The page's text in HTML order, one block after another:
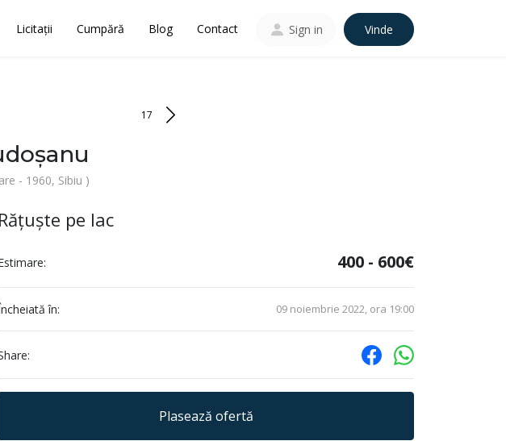
Licitații Cumpără Blog Contact Sign in Vinde
17
- 1960, Sibiu )
Rățuște pe lac
400 - 600€
în: 09 noiembrie 2022, ora 19:00
Plasează ofertă